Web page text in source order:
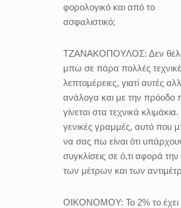
φορολογικό και από το
ασφαλιστικό;
ΤΖΑΝΑΚΟΠΟΥΛΟΣ: Δεν
μπω σε πάρα πολλές
λεπτομέρειες, γιατί αυτές
ανάλογα και με την πρόοδο
γίνεται στα τεχνικά
γενικές γραμμές, αυτό που
να σας πω είναι ότι
συγκλίσεις σε ό,τι αφορά την
των μέτρων και των
ΟΙΚΟΝΟΜΟΥ: Το 2% το έχει